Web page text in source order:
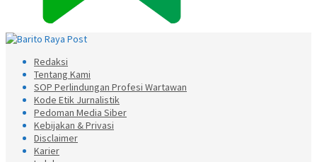
Redaksi
Tentang Kami
SOP Perlindungan Profesi Wartawan
Kode Etik Jurnalistik
Pedoman Media Siber
Kebijakan & Privasi
Disclaimer
Karier